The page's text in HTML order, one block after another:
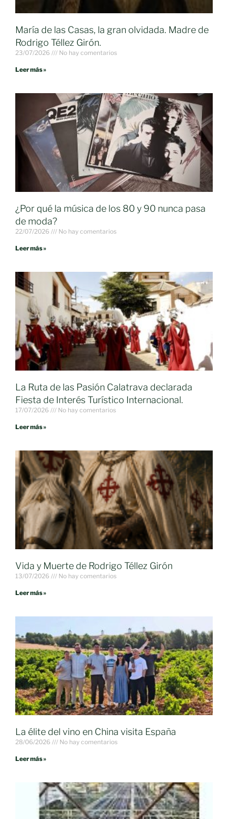
María de las Casas, la gran olvidada. Madre de
Rodrigo Téllez Girón.
23/07/2026 No hay comentarios
Leer más »
¿Por qué la música de los 80 y 90 nunca pasa
de moda?
22/07/2026 No hay comentarios
Leer más »
La Ruta de las Pasión Calatrava declarada
Fiesta de Interés Turístico Internacional.
17/07/2026 No hay comentarios
Leer más »
Vida y Muerte de Rodrigo Téllez Girón
13/07/2026 No hay comentarios
Leer más »
La élite del vino en China visita España
28/06/2026 No hay comentarios
Leer más »